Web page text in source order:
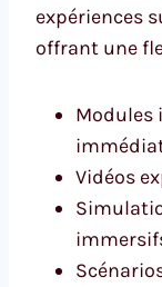
expériences
offrant une
Modules
Vidéos